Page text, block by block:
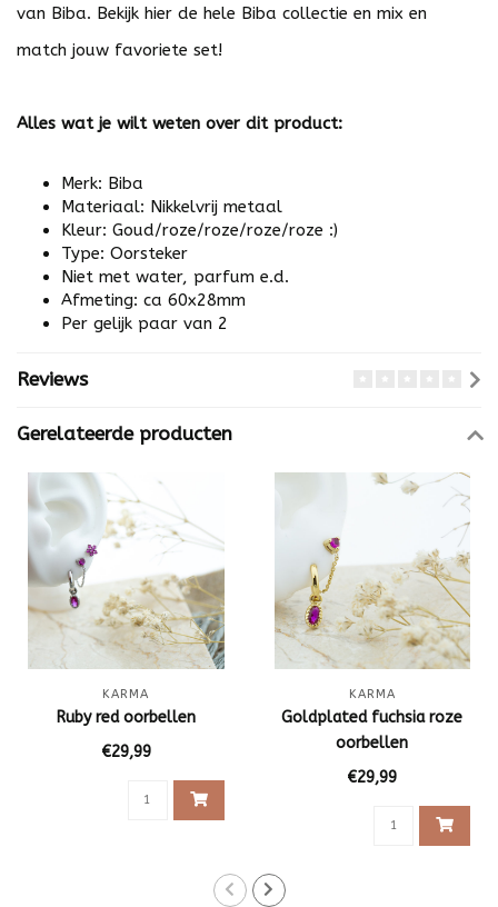
van Biba. Bekijk hier de hele Biba collectie en mix en
match jouw favoriete set!
Alles wat je wilt weten over dit product:
Merk: Biba
Materiaal: Nikkelvrij metaal
Kleur: Goud/roze/roze/roze/roze :)
Type: Oorsteker
Niet met water, parfum e.d.
Afmeting: ca 60x28mm
Per gelijk paar van 2
Reviews
Gerelateerde producten
KARMA
Ruby red oorbellen
€29,99
KARMA
Goldplated fuchsia roze
oorbellen
€29,99